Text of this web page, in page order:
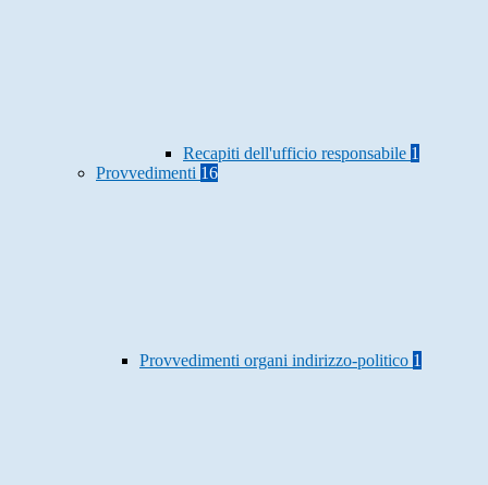
Recapiti dell'ufficio responsabile 1
Provvedimenti 16
Provvedimenti organi indirizzo-politico 1